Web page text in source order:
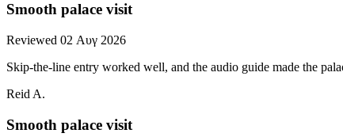
Smooth palace visit
Reviewed 02 Αυγ 2026
Skip-the-line entry worked well, and the audio guide made the
Reid A.
Smooth palace visit